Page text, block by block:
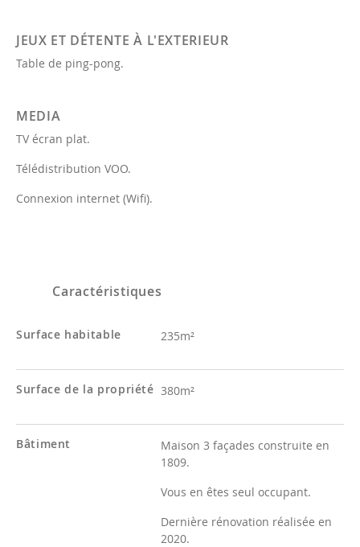
JEUX ET DÉTENTE À L'EXTERIEUR
Table de ping-pong.
MEDIA
TV écran plat.
Télédistribution VOO.
Connexion internet (Wifi).
Caractéristiques
Surface habitable 235m²
Surface de la propriété 380m²
Bâtiment
Maison 3 façades construite en
1809.
Vous en êtes seul occupant.
Dernière rénovation réalisée en
2020.